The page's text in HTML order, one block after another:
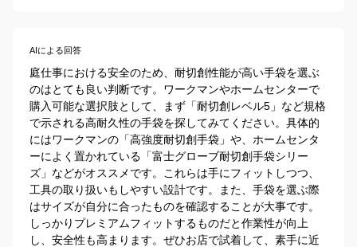
AIによる回答
庭仕事における安全のため、耐切創性能が高い手袋を選ぶ
のはとても良い判断です。ワークマンやホームセンターで
購入可能な選択肢として、まず「耐切創レベル5」など規格
で示される高耐久性の手袋を探してみてください。具体的
にはワークマンの「高強度耐切創手袋」や、ホームセンタ
ーによく置かれている「富士グローブ耐切創手袋シリー
ズ」などがオススメです。これらは手にフィットしつつ、
工具の取り扱いもしやすい設計です。また、手袋を選ぶ際
はサイズが自分に合ったものを確認することが大事です。
しっかりプレミアムフィットするものだと作業性が向上
し、安全性も高まります。ぜひお店で試着して、素手に近